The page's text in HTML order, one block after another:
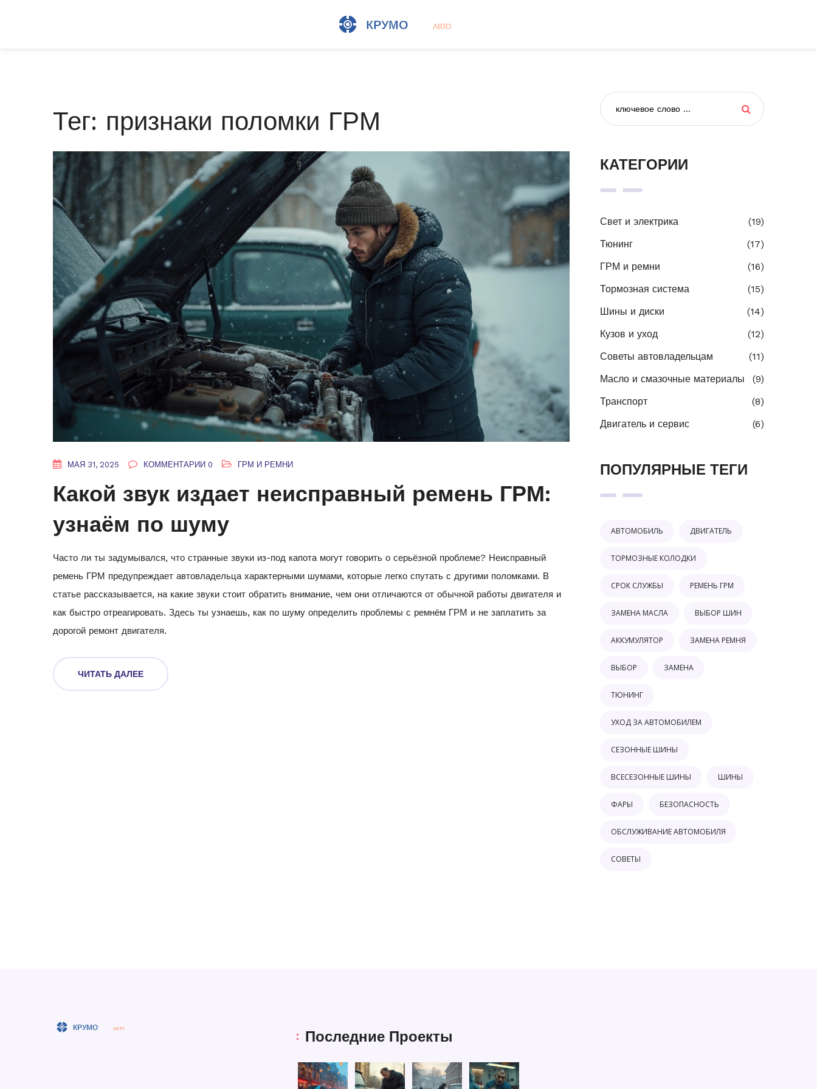
Тег: признаки поломки ГРМ
МАЯ 31, 2025 КОММЕНТАРИИ 0 ГРМ И РЕМНИ
Какой звук издает неисправный ремень ГРМ:
узнаём по шуму
Часто ли ты задумывался, что странные звуки из-под капота могут говорить о серьёзной проблеме? Неисправный
ремень ГРМ предупреждает автовладельца характерными шумами, которые легко спутать с другими поломками. В
статье рассказывается, на какие звуки стоит обратить внимание, чем они отличаются от обычной работы двигателя и
как быстро отреагировать. Здесь ты узнаешь, как по шуму определить проблемы с ремнём ГРМ и не заплатить за
дорогой ремонт двигателя.
ЧИТАТЬ ДАЛЕЕ
КАТЕГОРИИ
Свет и электрика
(19)
Тюнинг
(17)
ГРМ и ремни
(16)
Тормозная система
(15)
Шины и диски
(14)
Кузов и уход
(12)
Советы автовладельцам
(11)
Масло и смазочные материалы
(9)
Транспорт
(8)
Двигатель и сервис
(6)
ПОПУЛЯРНЫЕ ТЕГИ
АВТОМОБИЛЬ ДВИГАТЕЛЬ
ТОРМОЗНЫЕ КОЛОДКИ
СРОК СЛУЖБЫ РЕМЕНЬ ГРМ
ЗАМЕНА МАСЛА ВЫБОР ШИН
АККУМУЛЯТОР ЗАМЕНА РЕМНЯ
ВЫБОР ЗАМЕНА
ТЮНИНГ
УХОД ЗА АВТОМОБИЛЕМ
СЕЗОННЫЕ ШИНЫ
ВСЕСЕЗОННЫЕ ШИНЫ ШИНЫ
ФАРЫ БЕЗОПАСНОСТЬ
ОБСЛУЖИВАНИЕ АВТОМОБИЛЯ
СОВЕТЫ
Последние Проекты